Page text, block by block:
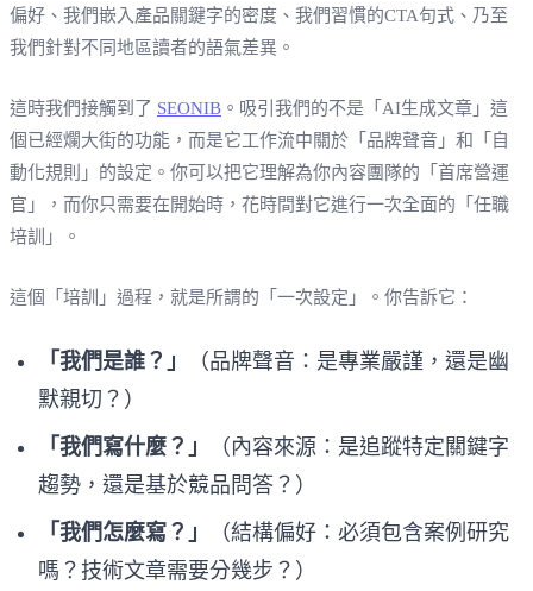
偏好、我們嵌入產品關鍵字的密度、我們習慣的CTA句式、乃至
我們針對不同地區讀者的語氣差異。
這時我們接觸到了 SEONIB 。吸引我們的不是「AI生成文章」這
個已經爛大街的功能，而是它工作流中關於「品牌聲音」和「自
動化規則」的設定。你可以把它理解為你內容團隊的「首席營運
官」，而你只需要在開始時，花時間對它進行一次全面的「任職
培訓」。
這個「培訓」過程，就是所謂的「一次設定」。你告訴它：
「我們是誰？」
（品牌聲音：是專業嚴謹，還是幽
默親切？）
「我們寫什麼？」
（內容來源：是追蹤特定關鍵字
趨勢，還是基於競品問答？）
「我們怎麼寫？」
（結構偏好：必須包含案例研究
嗎？技術文章需要分幾步？）